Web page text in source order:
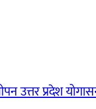
प्रदेश